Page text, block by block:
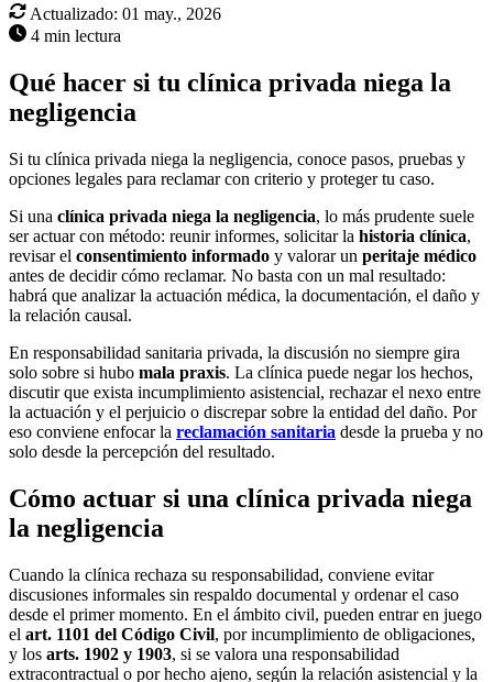
Actualizado: 01 may., 2026
4 min lectura
Qué hacer si tu clínica privada niega la
negligencia
Si tu clínica privada niega la negligencia, conoce pasos, pruebas y
opciones legales para reclamar con criterio y proteger tu caso.
Si una clínica privada niega la negligencia, lo más prudente suele
ser actuar con método: reunir informes, solicitar la historia clínica,
revisar el consentimiento informado y valorar un peritaje médico
antes de decidir cómo reclamar. No basta con un mal resultado:
habrá que analizar la actuación médica, la documentación, el daño y
la relación causal.
En responsabilidad sanitaria privada, la discusión no siempre gira
solo sobre si hubo mala praxis. La clínica puede negar los hechos,
discutir que exista incumplimiento asistencial, rechazar el nexo entre
la actuación y el perjuicio o discrepar sobre la entidad del daño. Por
eso conviene enfocar la reclamación sanitaria desde la prueba y no
solo desde la percepción del resultado.
Cómo actuar si una clínica privada niega
la negligencia
Cuando la clínica rechaza su responsabilidad, conviene evitar
discusiones informales sin respaldo documental y ordenar el caso
desde el primer momento. En el ámbito civil, pueden entrar en juego
el art. 1101 del Código Civil, por incumplimiento de obligaciones,
y los arts. 1902 y 1903, si se valora una responsabilidad
extracontractual o por hecho ajeno, según la relación asistencial y la